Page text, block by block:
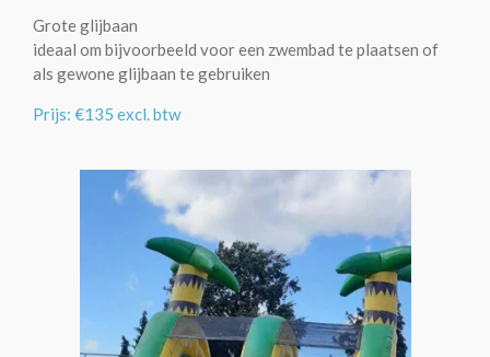
Grote glijbaan
ideaal om bijvoorbeeld voor een zwembad te plaatsen of
als gewone glijbaan te gebruiken
Prijs: €135 excl. btw